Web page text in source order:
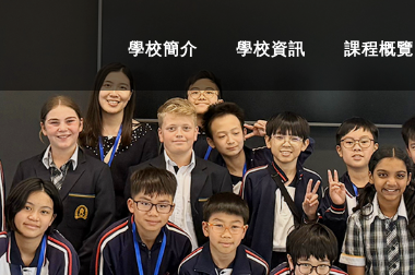
學校簡介 學校資訊 課程概覽